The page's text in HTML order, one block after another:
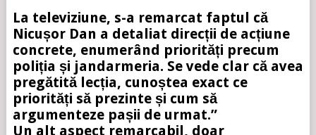
La televiziune, s-a remarcat faptul că
Nicușor Dan a detaliat direcții de acțiune
concrete, enumerând priorități precum
poliția și jandarmeria. Se vede clar că avea
pregătită lecția, cunoștea exact ce
priorități să prezinte și cum să
argumenteze pașii de urmat.”
Un alt aspect remarcabil, doar